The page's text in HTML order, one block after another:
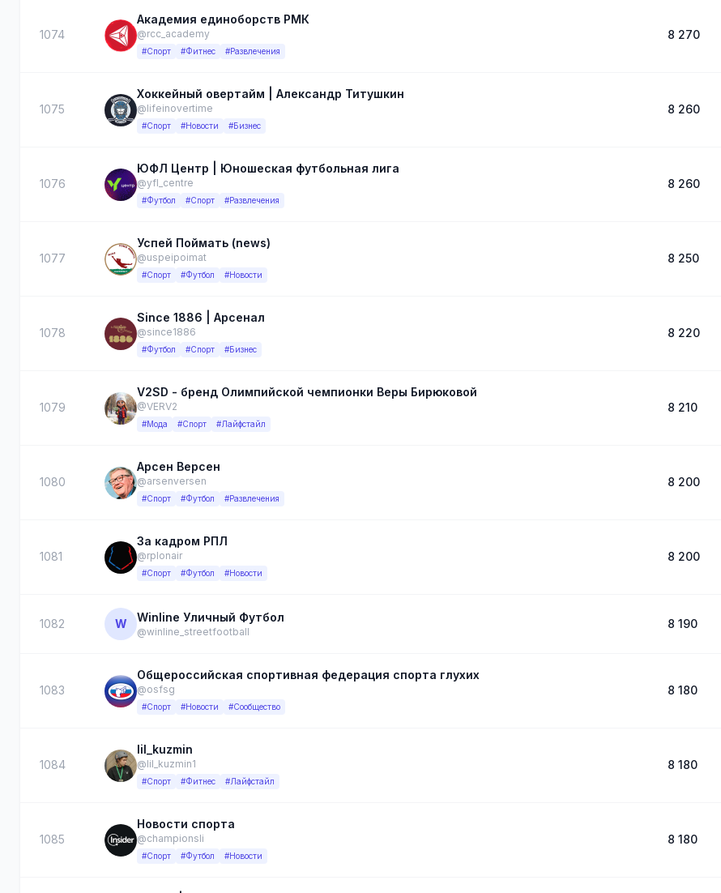
1074
Академия единоборств РМК ️
@rcc_academy
#Спорт #Фитнес #Развлечения
8 270
1075
Хоккейный овертайм | Александр Титушкин
@lifeinovertime
#Спорт #Новости #Бизнес
8 260
1076
ЮФЛ Центр | Юношеская футбольная лига
@yfl_centre
#Футбол #Спорт #Развлечения
8 260
1077
Успей Поймать (news)
@uspeipoimat
#Спорт #Футбол #Новости
8 250
1078
Since 1886 | Арсенал
@since1886
#Футбол #Спорт #Бизнес
8 220
1079
V2SD - бренд Олимпийской чемпионки Веры Бирюковой
@VERV2
#Мода #Спорт #Лайфстайл
8 210
1080
Арсен Версен
@arsenversen
#Спорт #Футбол #Развлечения
8 200
1081
За кадром РПЛ
@rplonair
#Спорт #Футбол #Новости
8 200
1082 W Winline Уличный Футбол
@winline_streetfootball
8 190
1083
Общероссийская спортивная федерация спорта глухих
@osfsg
#Спорт #Новости #Сообщество
8 180
1084
lil_kuzmin
@lil_kuzmin1
#Спорт #Фитнес #Лайфстайл
8 180
1085
Новости спорта
@championsli
#Спорт #Футбол #Новости
8 180